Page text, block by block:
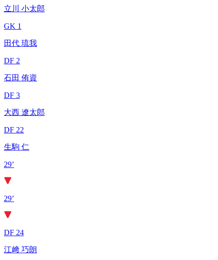
立川 小太郎
GK 1
田代 琉我
DF 2
石田 侑資
DF 3
大西 遼太郎
DF 22
生駒 仁
29’
29’
DF 24
江﨑 巧朗